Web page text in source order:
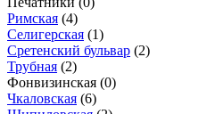
Римская (4)
Селигерская (1)
Сретенский бульвар (2)
Трубная (2)
Фонвизинская (0)
Чкаловская (6)